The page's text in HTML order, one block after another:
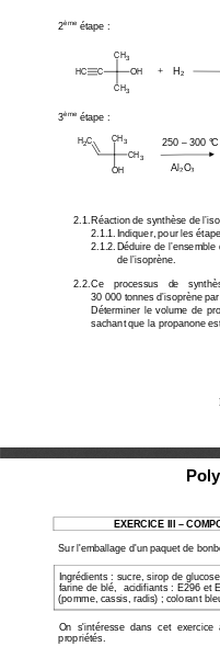
2ème étape :
3ème étape :
2.1. Réaction de synthèse de
2.1.1. Indiquer, pour les
2.1.2. Déduire de
de l’isoprène.
2.2. Ce   processus   de
30 000 tonnes d’isoprène
Déterminer  le  volume  de
sachant que la propanone
C
CH3
CH3
OH
Al 2O3
CH3
CH3
OH
C
H2 250 300 °C
+ H2
EXERCICE III –
Sur l'emballage d'un paquet de
Ingrédients : sucre, sirop de
farine de blé,  acidifiants : E296 et
(pomme, cassis, radis) ; colorant
On  s'intéresse  dans  cet  exercice
propriétés.